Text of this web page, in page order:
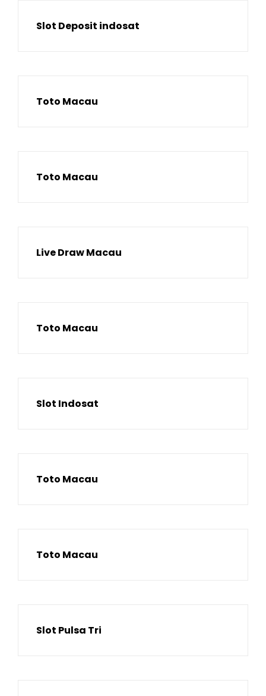
Slot Deposit indosat
Toto Macau
Toto Macau
Live Draw Macau
Toto Macau
Slot Indosat
Toto Macau
Toto Macau
Slot Pulsa Tri